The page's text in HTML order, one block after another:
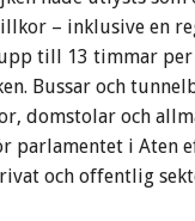
– inklusive en
till 13 timmar
Bussar och
domstolar och
parlamentet i Aten
och offentlig